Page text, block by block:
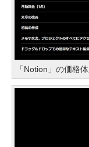
「Notion」の価格